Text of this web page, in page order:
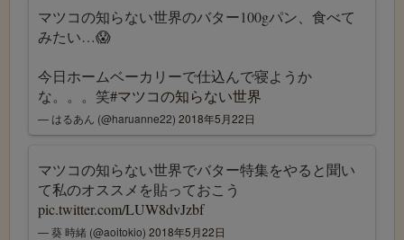
マツコの知らない世界のバター100gパン、食べて
みたい…😱
今日ホームベーカリーで仕込んで寝ようか
な。。。笑#マツコの知らない世界
— はるあん (@haruanne22) 2018年5月22日
マツコの知らない世界でバター特集をやると聞い
て私のオススメを貼っておこう
pic.twitter.com/LUW8dvJzbf
— 葵 時緒 (@aoitokio) 2018年5月22日